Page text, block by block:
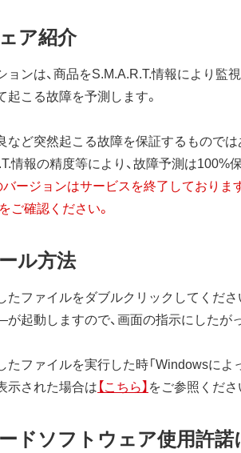
ア紹介
ンは、商品をS.M.A.R.T.情報により監
こる故障を予測します。
など突然起こる故障を保証するものでは
情報の精度等により、故障予測は
ージョンはサービスを終了しておりま
をご確認ください。
ル方法
たファイルをダブルクリックしてくださ
起動しますので、画面の指示にしたが
たファイルを実行した時「Windowsに
示された場合は【こちら】をご参照くださ
ドソフトウェア使用許諾